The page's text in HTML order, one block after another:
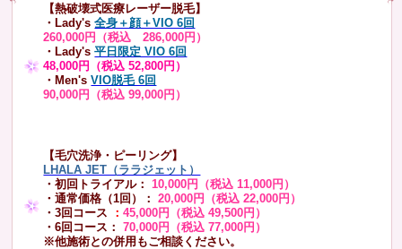
【熱破壊式医療レーザー脱毛】
・Lady's 全身＋顔＋VIO 6回
260,000円（税込 286,000円）
・Lady's平日限定 VIO 6回
48,000円（税込 52,800円）
・Men's VIO脱毛 6回
90,000円（税込 99,000円）
【毛穴洗浄・ピーリング】
LHALA JET（ララジェット）
・初回トライアル： 10,000円（税込 11,000円）
・通常価格（1回）：
20,000円（税込 22,000円）
・3回コース ：45,000円（税込 49,500円）
・6回コース：
70,000円（税込 77,000円）
※他施術との併用もご相談ください。